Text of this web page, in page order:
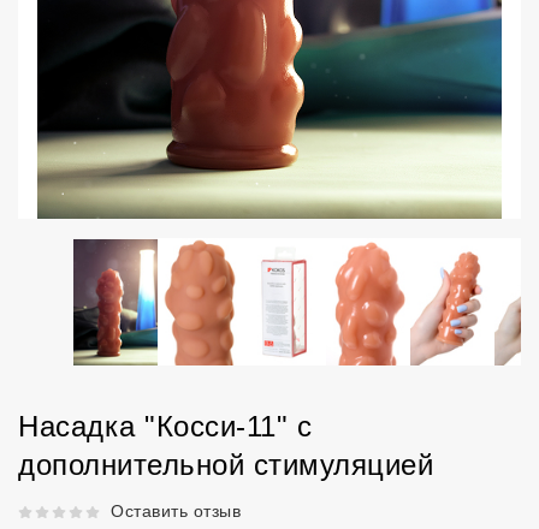
Насадка "Косси-11" с
дополнительной стимуляцией
Рейтинг 5 из 5.Оставить отзыв